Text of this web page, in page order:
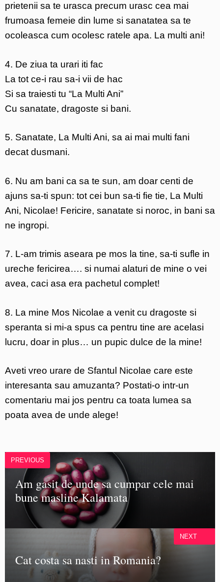
prietenii sa te urasca precum urasc cea mai
frumoasa femeie din lume si sanatatea sa te
ocoleasca cum ocolesc ratele apa. La multi ani!
4. De ziua ta urari iti fac
La tot ce-i rau sa-i vii de hac
Si sa traiesti tu “La Multi Ani”
Cu sanatate, dragoste si bani.
5. Sanatate, La Multi Ani, sa ai mai multi fani
decat dusmani.
6. Nu am bani ca sa te sun, am doar centi de
ajuns sa-ti spun: tot cei bun sa-ti fie tie, La Multi
Ani, Nicolae! Fericire, sanatate si noroc, in bani sa
ne ingropi.
7. L-am trimis aseara pe mos la tine, sa-ti sufle in
ureche fericirea…. si numai alaturi de mine o vei
avea, caci asa era pachetul complet!
8. La mine Mos Nicolae a venit cu dragoste si
speranta si mi-a spus ca pentru tine are acelasi
lucru, doar in plus… un pupic dulce de la mine!
Aveti vreo urare de Sfantul Nicolae care este
interesanta sau amuzanta? Postati-o intr-un
comentariu mai jos pentru ca toata lumea sa
poata avea de unde alege!
PREVIOUS
Am gasit de unde sa cumpar cele mai
bune masline Kalamata
Cat costa sa nasti in Romania?
NEXT